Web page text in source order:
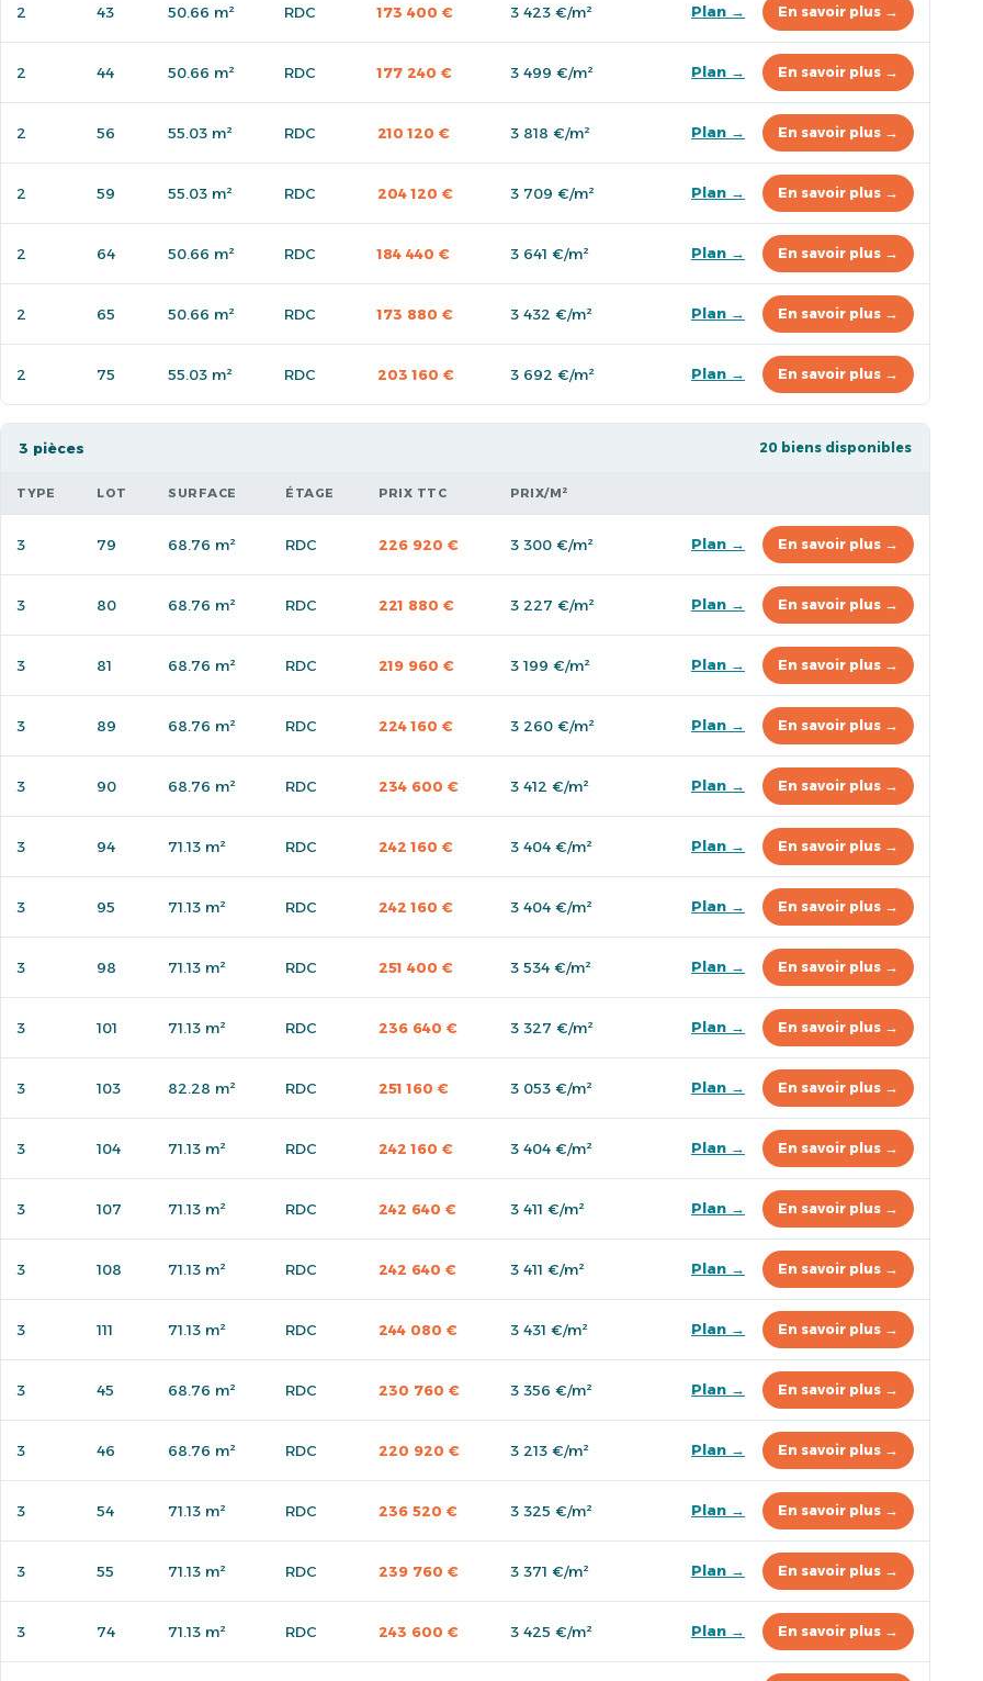
2 43 50.66 m² RDC 173 400 € 3 423 €/m² Plan → En savoir plus →
2 44 50.66 m² RDC 177 240 € 3 499 €/m² Plan → En savoir plus →
2 56 55.03 m² RDC 210 120 € 3 818 €/m² Plan → En savoir plus →
2 59 55.03 m² RDC 204 120 € 3 709 €/m² Plan → En savoir plus →
2 64 50.66 m² RDC 184 440 € 3 641 €/m² Plan → En savoir plus →
2 65 50.66 m² RDC 173 880 € 3 432 €/m² Plan → En savoir plus →
2 75 55.03 m² RDC 203 160 € 3 692 €/m² Plan → En savoir plus →
3 pièces 20 biens disponibles
TYPE LOT SURFACE ÉTAGE PRIX TTC PRIX/M²
3 79 68.76 m² RDC 226 920 € 3 300 €/m² Plan → En savoir plus →
3 80 68.76 m² RDC 221 880 € 3 227 €/m² Plan → En savoir plus →
3 81 68.76 m² RDC 219 960 € 3 199 €/m² Plan → En savoir plus →
3 89 68.76 m² RDC 224 160 € 3 260 €/m² Plan → En savoir plus →
3 90 68.76 m² RDC 234 600 € 3 412 €/m² Plan → En savoir plus →
3 94 71.13 m² RDC 242 160 € 3 404 €/m² Plan → En savoir plus →
3 95 71.13 m² RDC 242 160 € 3 404 €/m² Plan → En savoir plus →
3 98 71.13 m² RDC 251 400 € 3 534 €/m² Plan → En savoir plus →
3 101 71.13 m² RDC 236 640 € 3 327 €/m² Plan → En savoir plus →
3 103 82.28 m² RDC 251 160 € 3 053 €/m² Plan → En savoir plus →
3 104 71.13 m² RDC 242 160 € 3 404 €/m² Plan → En savoir plus →
3 107 71.13 m² RDC 242 640 € 3 411 €/m² Plan → En savoir plus →
3 108 71.13 m² RDC 242 640 € 3 411 €/m² Plan → En savoir plus →
3 111 71.13 m² RDC 244 080 € 3 431 €/m² Plan → En savoir plus →
3 45 68.76 m² RDC 230 760 € 3 356 €/m² Plan → En savoir plus →
3 46 68.76 m² RDC 220 920 € 3 213 €/m² Plan → En savoir plus →
3 54 71.13 m² RDC 236 520 € 3 325 €/m² Plan → En savoir plus →
3 55 71.13 m² RDC 239 760 € 3 371 €/m² Plan → En savoir plus →
3 74 71.13 m² RDC 243 600 € 3 425 €/m² Plan → En savoir plus →